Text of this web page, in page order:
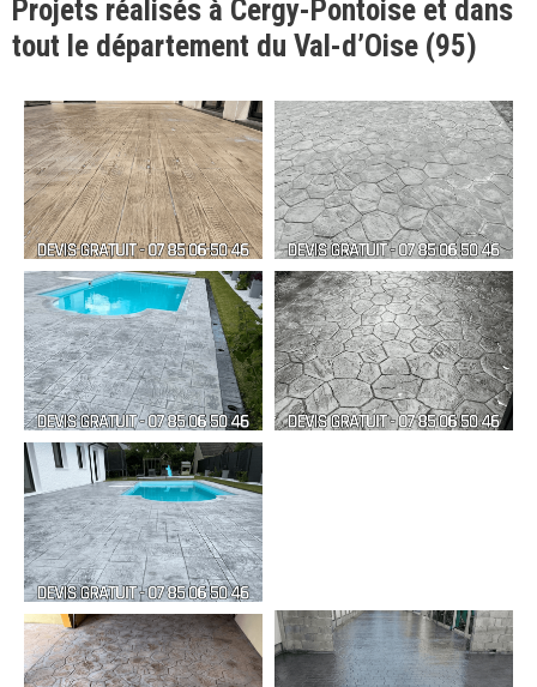
Projets réalisés à Cergy-Pontoise et dans
tout le département du Val-d’Oise (95)